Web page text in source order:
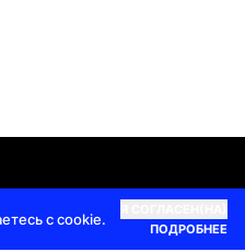
с cookie.
ПОДРОБНЕЕ